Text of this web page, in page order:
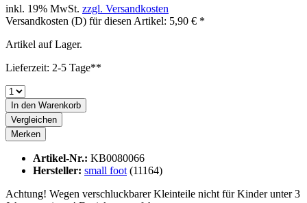
inkl. 19% MwSt. zzgl. Versandkosten
Versandkosten (D) für diesen Artikel: 5,90 € *
Artikel auf Lager.
Lieferzeit: 2-5 Tage**
In den Warenkorb
Vergleichen
Merken
Artikel-Nr.: KB0080066
Hersteller: small foot (11164)
Achtung! Wegen verschluckbarer Kleinteile nicht für Kinder unter 3